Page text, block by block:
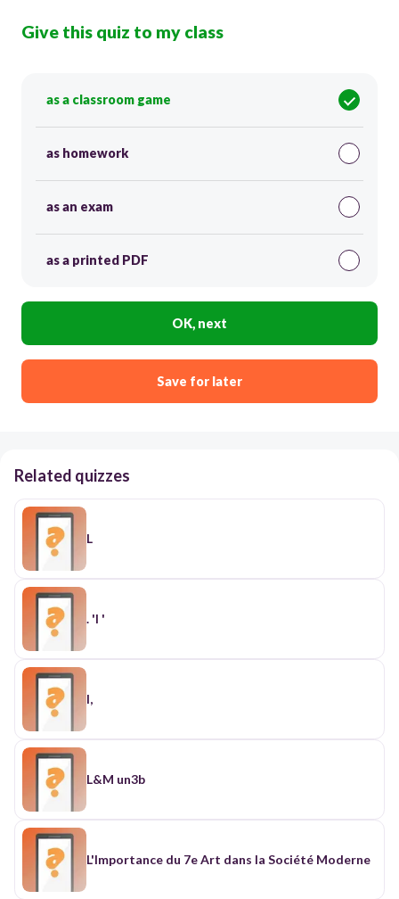
Give this quiz to my class
as a classroom game
as homework
as an exam
as a printed PDF
OK, next
Save for later
Related quizzes
L
. 'l '
l,
L&M un3b
L'Importance du 7e Art dans la Société Moderne